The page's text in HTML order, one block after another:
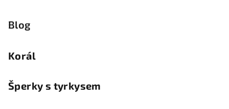
Blog
Korál
Šperky s tyrkysem